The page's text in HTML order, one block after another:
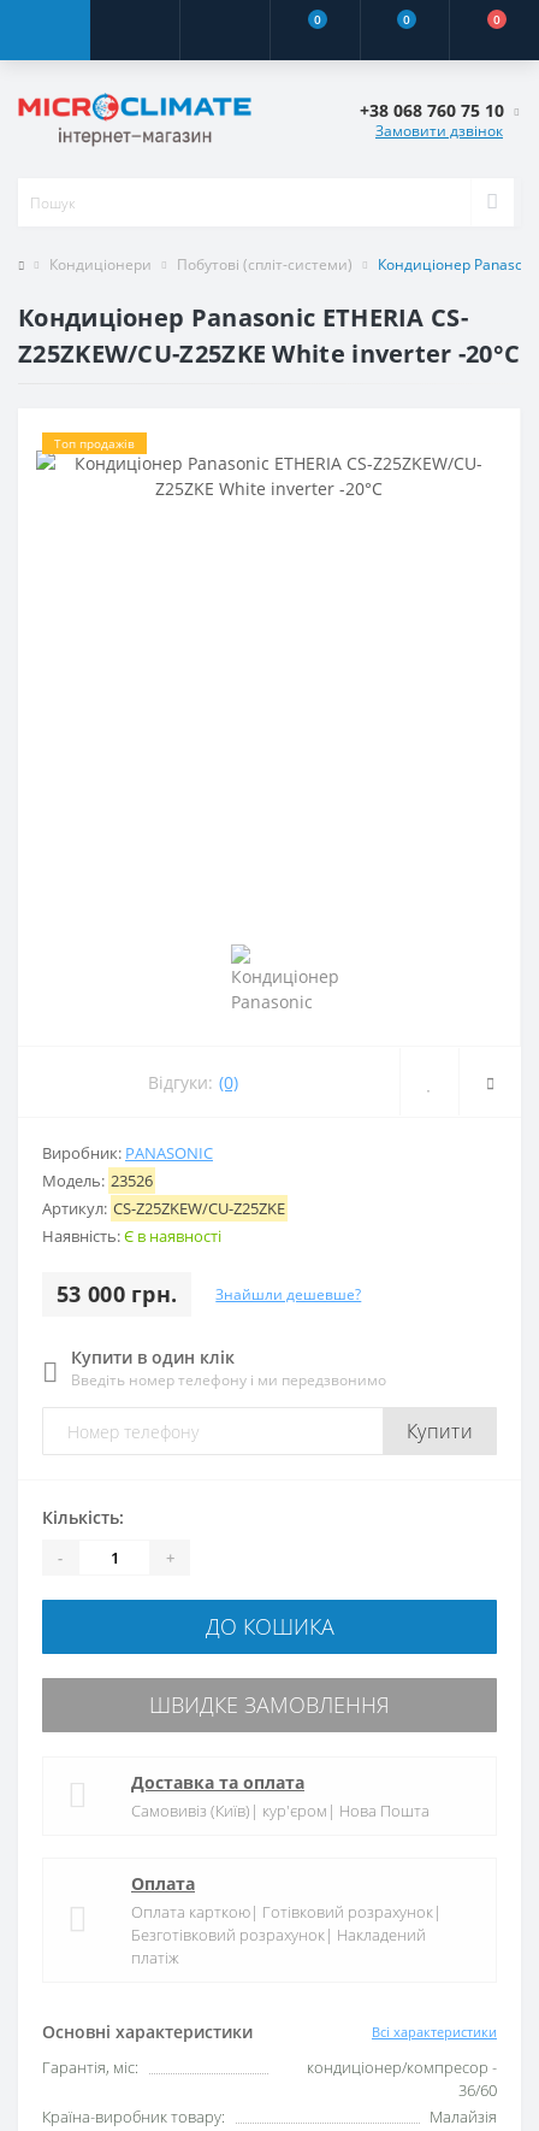
0 0 0
+38 068 760 75 10
Замовити дзвінок
Кондиціонери Побутові (спліт-системи) Кондиціонер
Кондиціонер Panasonic ETHERIA CS-
Z25ZKEW/CU-Z25ZKE White inverter -20°C
Топ продажів
Відгуки: (0)
Виробник: PANASONIC
Модель: 23526
Артикул: CS-Z25ZKEW/CU-Z25ZKE
Наявність:Є в наявності
53 000 грн. Знайшли дешевше?
Купити в один клік
Введіть номер телефону і ми передзвонимо
Купити
Основні характеристики Всі характеристики
Гарантія, міс:
кондиціонер/компресор -
36/60
Країна-виробник товару:
Малайзія
Кількість:
- +
ДО КОШИКА
ШВИДКЕ ЗАМОВЛЕННЯ
Доставка та оплата
Самовивіз (Київ)| кур'єром| Нова Пошта
Оплата
Оплата карткою| Готівковий розрахунок|
Безготівковий розрахунок| Накладений
платіж